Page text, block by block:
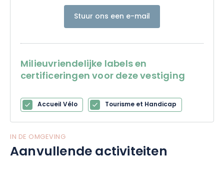
Stuur ons een e-mail
Milieuvriendelijke labels en
certificeringen voor deze vestiging
Accueil Vélo Tourisme et Handicap
IN DE OMGEVING
Aanvullende activiteiten